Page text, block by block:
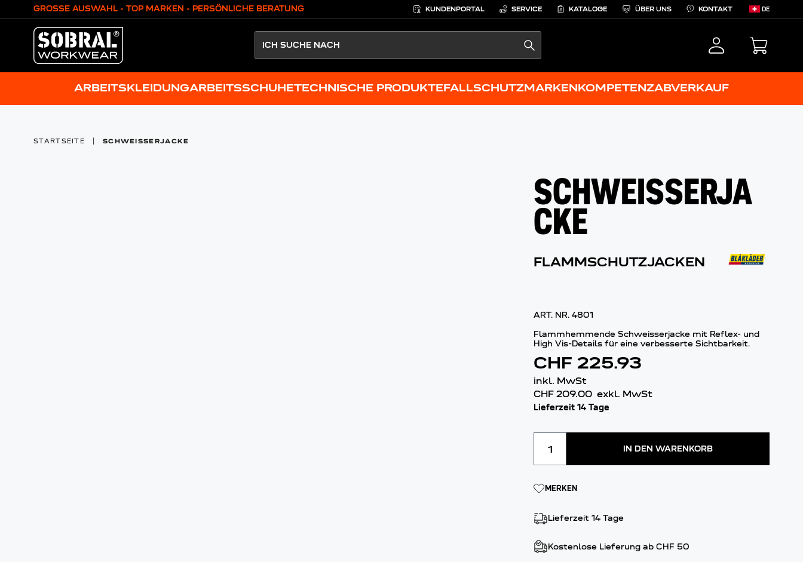
Zum Inhalt springen
GROSSE AUSWAHL - TOP MARKEN - PERSÖNLICHE BERATUNG KUNDENPORTAL SERVICE KATALOGE ÜBER UNS KONTAKT DE
SEARCH
ARBEITSKLEIDUNGARBEITSSCHUHETECHNISCHE PRODUKTEFALLSCHUTZMARKENKOMPETENZABVERKAUF
STARTSEITE SCHWEISSERJACKE
SCHWEISSERJA
CKE
FLAMMSCHUTZJACKEN
ART. NR.4801
Flammhemmende Schweisserjacke mit Reflex- und
High Vis-Details für eine verbesserte Sichtbarkeit.
CHF 225.93
inkl. MwSt
CHF 209.00 exkl. MwSt
Lieferzeit 14 Tage
IN DEN WARENKORB
MERKEN
Lieferzeit 14 Tage
Kostenlose Lieferung ab CHF 50